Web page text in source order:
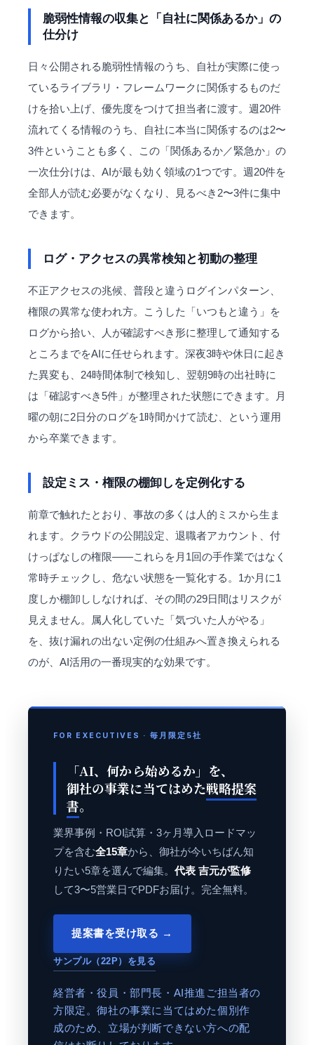
脆弱性情報の収集と「自社に関係あるか」の
仕分け
日々公開される脆弱性情報のうち、自社が実際に使っ
ているライブラリ・フレームワークに関係するものだ
けを拾い上げ、優先度をつけて担当者に渡す。週20件
流れてくる情報のうち、自社に本当に関係するのは2〜
3件ということも多く、この「関係あるか／緊急か」の
一次仕分けは、AIが最も効く領域の1つです。週20件を
全部人が読む必要がなくなり、見るべき2〜3件に集中
できます。
ログ・アクセスの異常検知と初動の整理
不正アクセスの兆候、普段と違うログインパターン、
権限の異常な使われ方。こうした「いつもと違う」を
ログから拾い、人が確認すべき形に整理して通知する
ところまでをAIに任せられます。深夜3時や休日に起き
た異変も、24時間体制で検知し、翌朝9時の出社時に
は「確認すべき5件」が整理された状態にできます。月
曜の朝に2日分のログを1時間かけて読む、という運用
から卒業できます。
設定ミス・権限の棚卸しを定例化する
前章で触れたとおり、事故の多くは人的ミスから生ま
れます。クラウドの公開設定、退職者アカウント、付
けっぱなしの権限——これらを月1回の手作業ではなく
常時チェックし、危ない状態を一覧化する。1か月に1
度しか棚卸ししなければ、その間の29日間はリスクが
見えません。属人化していた「気づいた人がやる」
を、抜け漏れの出ない定例の仕組みへ置き換えられる
のが、AI活用の一番現実的な効果です。
FOR EXECUTIVES · 毎月限定5社
「AI、何から始めるか」を、
御社の事業に当てはめた戦略提案
書。
業界事例・ROI試算・3ヶ月導入ロードマッ
プを含む全15章から、御社が今いちばん知
りたい5章を選んで編集。 代表 吉元が監修
して3〜5営業日でPDFお届け。完全無料。
提案書を受け取る →
サンプル（22P）を見る
経営者・役員・部門長・AI推進ご担当者の
方限定。御社の事業に当てはめた個別作
成のため、立場が判断できない方への配